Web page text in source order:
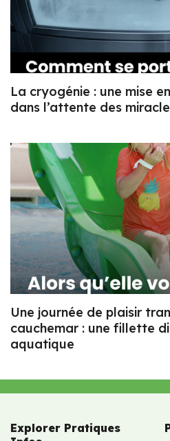
La cryogénie : une mise
dans l’attente des
Une journée de plaisir
cauchemar : une fillette
aquatique
Explorer Pratiques